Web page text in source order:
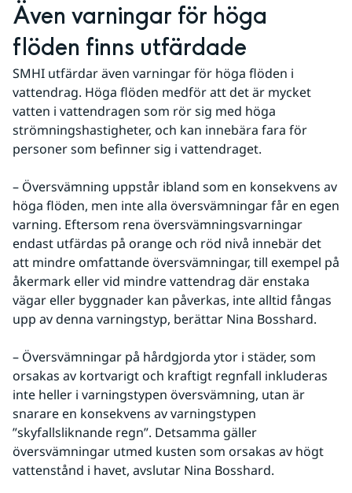
Även varningar för höga
flöden finns utfärdade
SMHI utfärdar även varningar för höga flöden i
vattendrag. Höga flöden medför att det är mycket
vatten i vattendragen som rör sig med höga
strömningshastigheter, och kan innebära fara för
personer som befinner sig i vattendraget.
– Översvämning uppstår ibland som en konsekvens av
höga flöden, men inte alla översvämningar får en egen
varning. Eftersom rena översvämningsvarningar
endast utfärdas på orange och röd nivå innebär det
att mindre omfattande översvämningar, till exempel på
åkermark eller vid mindre vattendrag där enstaka
vägar eller byggnader kan påverkas, inte alltid fångas
upp av denna varningstyp, berättar Nina Bosshard.
– Översvämningar på hårdgjorda ytor i städer, som
orsakas av kortvarigt och kraftigt regnfall inkluderas
inte heller i varningstypen översvämning, utan är
snarare en konsekvens av varningstypen
”skyfallsliknande regn”. Detsamma gäller
översvämningar utmed kusten som orsakas av högt
vattenstånd i havet, avslutar Nina Bosshard.